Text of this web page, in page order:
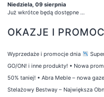
Niedziela, 09 sierpnia
Już wkrótce będą dostępne ...
OKAZJE I
Wyprzedaże i promocje dnia
GO/ON! i inne produkty! • Nowa
50% taniej! • Abra Meble – nowa
Stelażowy Bestway – Największa